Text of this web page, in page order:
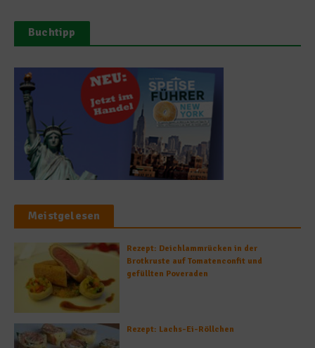
Buchtipp
Meistgelesen
Rezept: Deichlammrücken in der
Brotkruste auf Tomatenconfit und
gefüllten Poveraden
Rezept: Lachs-Ei-Röllchen